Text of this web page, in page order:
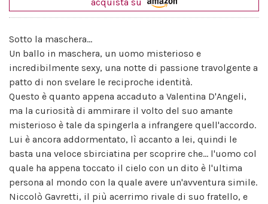
Sotto la maschera...
Un ballo in maschera, un uomo misterioso e
incredibilmente sexy, una notte di passione travolgente a
patto di non svelare le reciproche identità.
Questo è quanto appena accaduto a Valentina D'Angeli,
ma la curiosità di ammirare il volto del suo amante
misterioso è tale da spingerla a infrangere quell'accordo.
Lui è ancora addormentato, lì accanto a lei, quindi le
basta una veloce sbirciatina per scoprire che... l'uomo col
quale ha appena toccato il cielo con un dito è l'ultima
persona al mondo con la quale avere un'avventura simile.
Niccolò Gavretti, il più acerrimo rivale di suo fratello, e